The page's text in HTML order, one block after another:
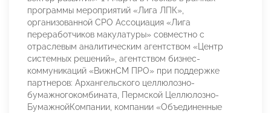
программы мероприятий «Лига ЛПК»,
организованной СРО Ассоциация «Лига
переработчиков макулатуры» совместно с
отраслевым аналитическим агентством «Центр
системных решений», агентством бизнес-
коммуникаций «ВижнСМ ПРО» при поддержке
партнеров: Архангельского целлюлозно-
бумажногокомбината, Пермской Целлюлозно-
БумажнойКомпании, компании «Объединенные